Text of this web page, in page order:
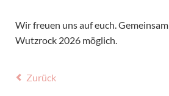
Wir freuen uns auf euch.
Wutzrock 2026 möglich.
Zurück